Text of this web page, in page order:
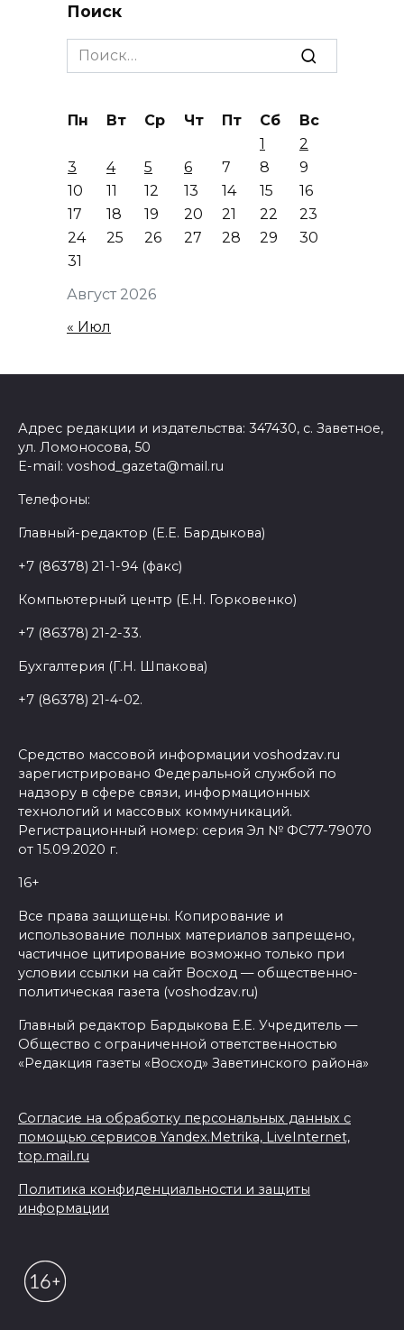
Поиск
Search
for:
Август 2026
Пн Вт Ср Чт Пт Сб
Вс
1
2
3
4 5 6 7 8
9
10
11 12 13 14 15
16
17
18 19 20 21 22
23
24
25 26 27 28 29
30
31
« Июл
Адрес редакции и издательства: 347430, с. Заветное,
ул. Ломоносова, 50
E-mail: voshod_gazeta@mail.ru
Телефоны:
Главный-редактор (Е.Е. Бардыкова)
+7 (86378) 21-1-94 (факс)
Компьютерный центр (Е.Н. Горковенко)
+7 (86378) 21-2-33.
Бухгалтерия (Г.Н. Шпакова)
+7 (86378) 21-4-02.
Средство массовой информации voshodzav.ru
зарегистрировано Федеральной службой по
надзору в сфере связи, информационных
технологий и массовых коммуникаций.
Регистрационный номер: серия Эл № ФС77-79070
от 15.09.2020 г.
16+
Все права защищены. Копирование и
использование полных материалов запрещено,
частичное цитирование возможно только при
условии ссылки на сайт Восход — общественно-
политическая газета (voshodzav.ru)
Главный редактор Бардыкова Е.Е. Учредитель —
Общество с ограниченной ответственностью
«Редакция газеты «Восход» Заветинского района»
Согласие на обработку персональных данных с
помощью сервисов Yandex.Metrika, LiveInternet,
top.mail.ru
Политика конфиденциальности и защиты
информации